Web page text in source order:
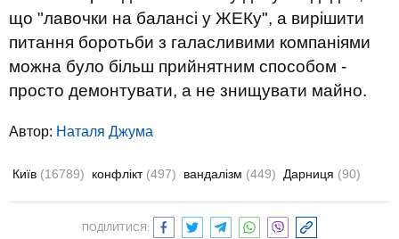
що "лавочки на балансі у ЖЕКу", а вирішити
питання боротьби з галасливими компаніями
можна було більш прийнятним способом -
просто демонтувати, а не знищувати майно.
Автор: Наталя Джума
Київ (16789) конфлікт (497) вандалізм (449) Дарниця (90)
ПОДІЛИТИСЯ: